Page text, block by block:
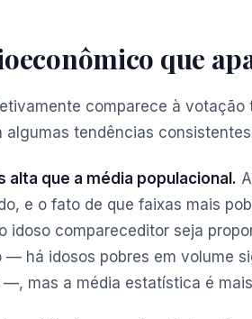
que
comparece à
algumas tendências
alta que a média populacional.
e o fato de que faixas mais
idoso compareceditor seja
— há idosos pobres em volume
—, mas a média estatística é